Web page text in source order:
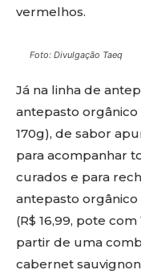
vermelhos.
Foto: Divulgação Taeq
Já na linha de
antepasto orgânico
170g), de sabor
para acompanhar
curados e para
antepasto orgânico
(R$ 16,99, pote
partir de uma
cabernet